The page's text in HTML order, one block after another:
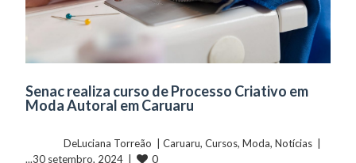
Senac realiza curso de Processo Criativo em
Moda Autoral em Caruaru
	    	DeLuciana Torreão  |
Caruaru, Cursos, Moda, Notícias
...30 setembro, 2024  |
0